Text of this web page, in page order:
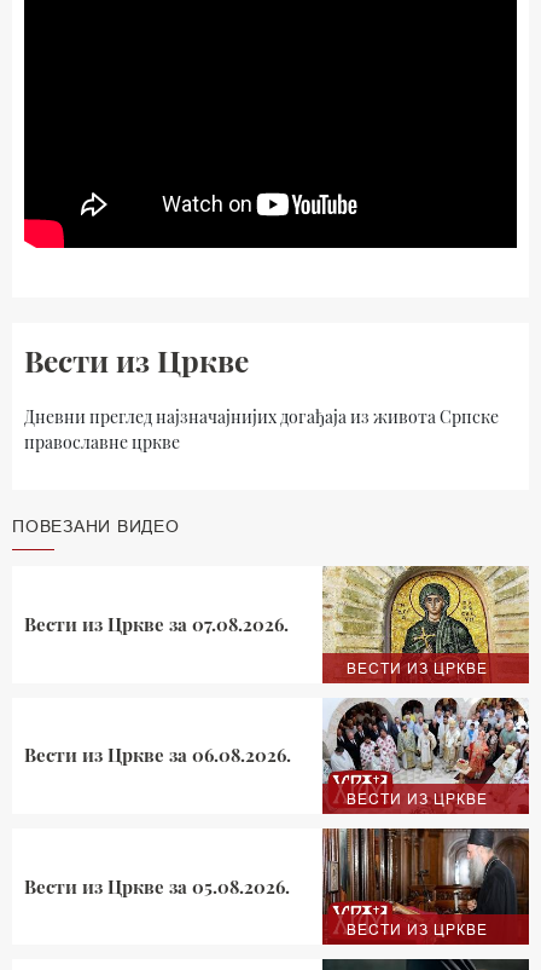
Вести из Цркве
Дневни преглед најзначајнијих догађаја из живота Српске
православне цркве
ПОВЕЗАНИ ВИДЕО
ВЕСТИ ИЗ ЦРКВЕ
Вести из Цркве за 07.08.2026.
ВЕСТИ ИЗ ЦРКВЕ
Вести из Цркве за 06.08.2026.
ВЕСТИ ИЗ ЦРКВЕ
Вести из Цркве за 05.08.2026.